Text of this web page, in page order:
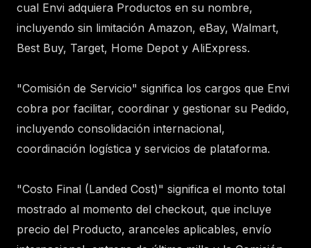
cual Envi adquiera Productos en su nombre,
incluyendo sin limitación Amazon, eBay, Walmart,
Best Buy, Target, Home Depot y AliExpress.
"Comisión de Servicio" significa los cargos que Envi
cobra por facilitar, coordinar y gestionar su Pedido,
incluyendo consolidación internacional,
coordinación logística y servicios de plataforma.
"Costo Final (Landed Cost)" significa el monto total
mostrado al momento del checkout, que incluye
precio del Producto, aranceles aplicables, envío